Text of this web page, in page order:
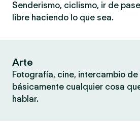
Senderismo, ciclismo, ir de
libre haciendo lo que sea.
Arte
Fotografía, cine, intercambio de
básicamente cualquier cosa
hablar.